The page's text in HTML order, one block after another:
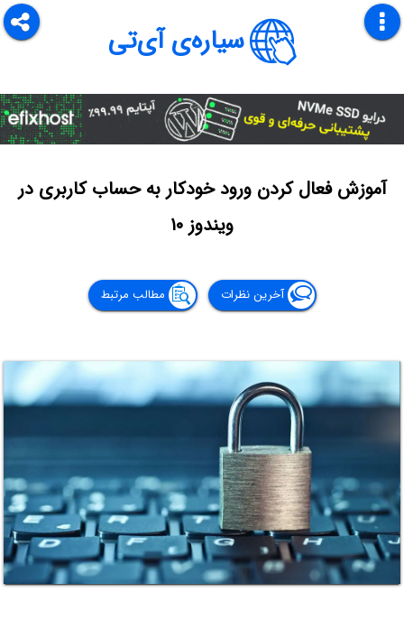
سیاره‌ی آی‌تی
آموزش فعال کردن ورود خودکار به حساب کاربری در
ویندوز ۱۰
آخرین نظرات مطالب مرتبط